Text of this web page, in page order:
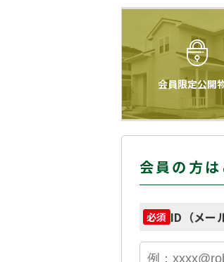
会員限定公開
会員の方は
必須 ID（メー